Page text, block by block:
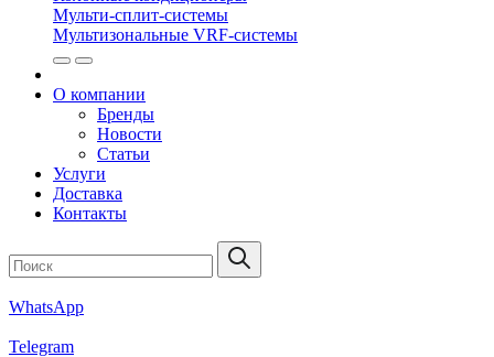
Мульти-сплит-системы
Мультизональные VRF-системы
О компании
Бренды
Новости
Статьи
Услуги
Доставка
Контакты
WhatsApp
Telegram